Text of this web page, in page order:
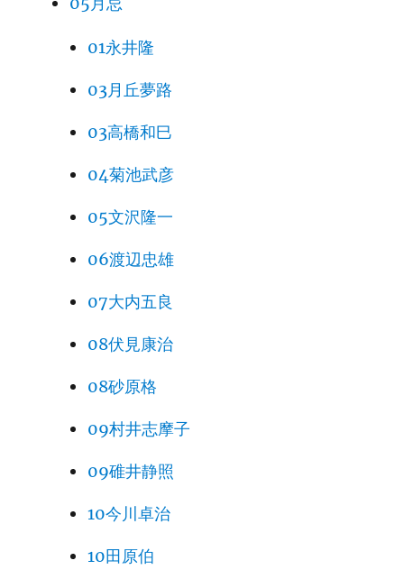
01永井隆
03月丘夢路
03高橋和巳
04菊池武彦
05文沢隆一
06渡辺忠雄
07大内五良
08伏見康治
08砂原格
09村井志摩子
09碓井静照
10今川卓治
10田原伯